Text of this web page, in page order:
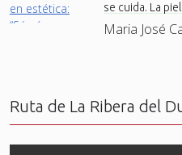
se cuida. La
Maria José
Ruta de La Ribera del